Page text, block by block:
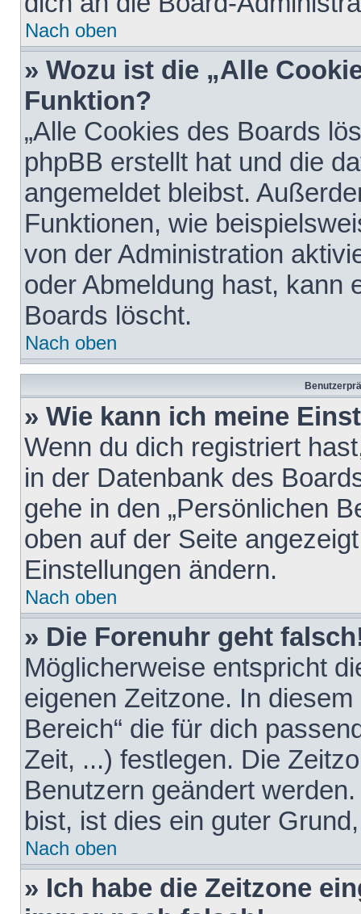
Nach oben
» Wozu ist die „Alle
Funktion?
„Alle Cookies des Boards
phpBB erstellt hat und die
angemeldet bleibst.
Funktionen, wie
von der Administration
oder Abmeldung hast, kann
Boards löscht.
Nach oben
» Wie kann ich meine
Wenn du dich registriert
in der Datenbank des
gehe in den „Persönlichen
oben auf der Seite
Einstellungen ändern.
Nach oben
» Die Forenuhr geht
Möglicherweise entspricht
eigenen Zeitzone. In
Bereich“ die für dich
Zeit, ...) festlegen. Die
Benutzern geändert
bist, ist dies ein guter
Nach oben
» Ich habe die Zeitzone